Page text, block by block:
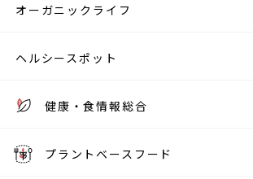
オーガニックライフ
ヘルシースポット
健康・食情報総合
プラントベースフード